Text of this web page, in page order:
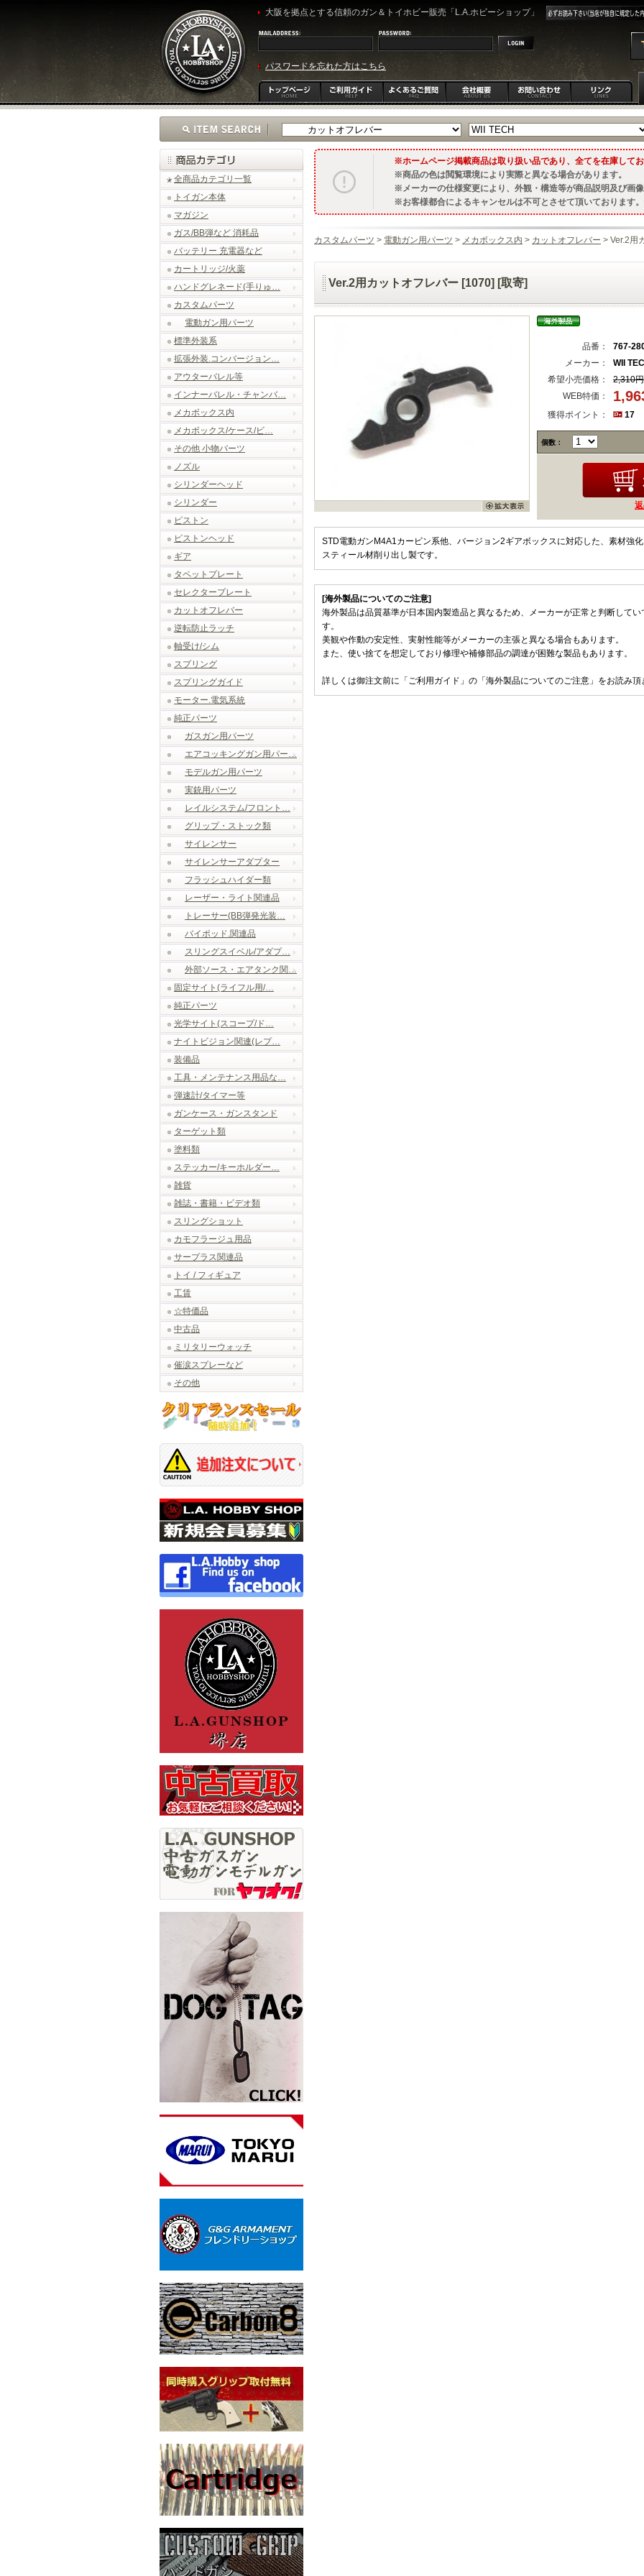
大阪を拠点とする信頼のガン＆トイホビー販売「L.A.ホビーショップ」
パスワードを忘れた方はこちら
全商品カテゴリ一覧
トイガン本体
マガジン
ガス/BB弾など 消耗品
バッテリー 充電器など
カートリッジ/火薬
ハンドグレネード(手りゅ…
カスタムパーツ
電動ガン用パーツ
標準外装系
拡張外装.コンバージョン…
アウターバレル等
インナーバレル・チャンバ…
メカボックス内
メカボックス/ケース/ビ…
その他 小物パーツ
ノズル
シリンダーヘッド
シリンダー
ピストン
ピストンヘッド
ギア
タペットプレート
セレクタープレート
カットオフレバー
逆転防止ラッチ
軸受け/シム
スプリング
スプリングガイド
モーター.電気系統
純正パーツ
ガスガン用パーツ
エアコッキングガン用パー…
モデルガン用パーツ
実銃用パーツ
レイルシステム/フロント…
グリップ・ストック類
サイレンサー
サイレンサーアダプター
フラッシュハイダー類
レーザー・ライト関連品
トレーサー(BB弾発光装…
バイポッド.関連品
スリングスイベル/アダプ…
外部ソース・エアタンク関…
固定サイト(ライフル用/…
純正パーツ
光学サイト(スコープ/ド…
ナイトビジョン関連(レプ…
装備品
工具・メンテナンス用品な…
弾速計/タイマー等
ガンケース・ガンスタンド
ターゲット類
塗料類
ステッカー/キーホルダー…
雑貨
雑誌・書籍・ビデオ類
スリングショット
カモフラージュ用品
サープラス関連品
トイ / フィギュア
工賃
☆特価品
中古品
ミリタリーウォッチ
催涙スプレーなど
その他
ホームページ掲載商品は取り扱い品であり、全てを在庫してお
商品の色は閲覧環境により実際と異なる場合があります。
メーカーの仕様変更により、外観・構造等が商品説明及び画
お客様都合によるキャンセルは不可とさせて頂いております。
カスタムパーツ > 電動ガン用パーツ > メカボックス内 > カットオフレバー > Ver.2用
Ver.2用カットオフレバー [1070] [取寄]
品番：
767-
メーカー：
WII
希望小売価格：
2,310円
WEB特価：
獲得ポイント：
17
個数：
STD電動ガンM4A1カービン系他、バージョン2ギアボックスに対応した、素材強化
スティール材削り出し製です。
[海外製品についてのご注意]
海外製品は品質基準が日本国内製造品と異なるため、メーカーが正常と判断して
す。
美観や作動の安定性、実射性能等がメーカーの主張と異なる場合もあります。
また、使い捨てを想定しており修理や補修部品の調達が困難な製品もあります。
詳しくは御注文前に「ご利用ガイド」の「海外製品についてのご注意」をお読み頂